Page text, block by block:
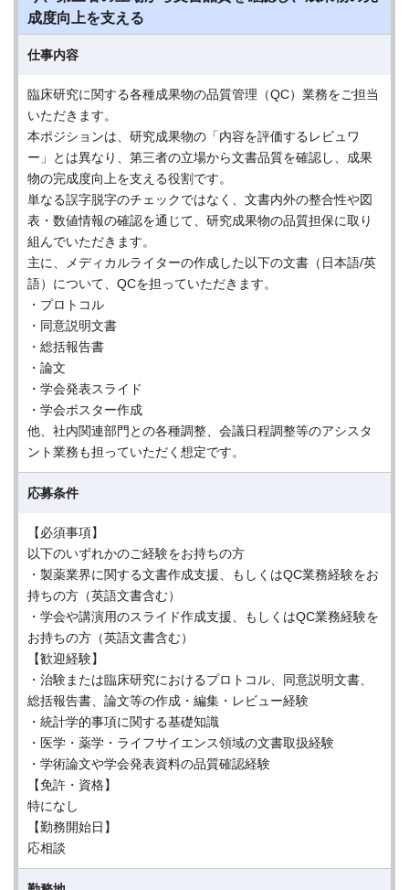
成度向上を支える
仕事内容
臨床研究に関する各種成果物の品質管理（QC）業務をご担当
いただきます。
本ポジションは、研究成果物の「内容を評価するレビュワ
ー」とは異なり、第三者の立場から文書品質を確認し、成果
物の完成度向上を支える役割です。
単なる誤字脱字のチェックではなく、文書内外の整合性や図
表・数値情報の確認を通じて、研究成果物の品質担保に取り
組んでいただきます。
主に、メディカルライターの作成した以下の文書（日本語/英
語）について、QCを担っていただきます。
・プロトコル
・同意説明文書
・総括報告書
・論文
・学会発表スライド
・学会ポスター作成
他、社内関連部門との各種調整、会議日程調整等のアシスタ
ント業務も担っていただく想定です。
応募条件
【必須事項】
以下のいずれかのご経験をお持ちの方
・製薬業界に関する文書作成支援、もしくはQC業務経験をお
持ちの方（英語文書含む）
・学会や講演用のスライド作成支援、もしくはQC業務経験を
お持ちの方（英語文書含む）
【歓迎経験】
・治験または臨床研究におけるプロトコル、同意説明文書、
総括報告書、論文等の作成・編集・レビュー経験
・統計学的事項に関する基礎知識
・医学・薬学・ライフサイエンス領域の文書取扱経験
・学術論文や学会発表資料の品質確認経験
【免許・資格】
特になし
【勤務開始日】
応相談